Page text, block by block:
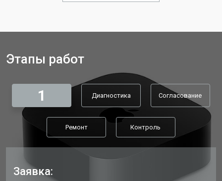
Этапы работ
1 Диагностика Согласование
Ремонт Контроль
Заявка: